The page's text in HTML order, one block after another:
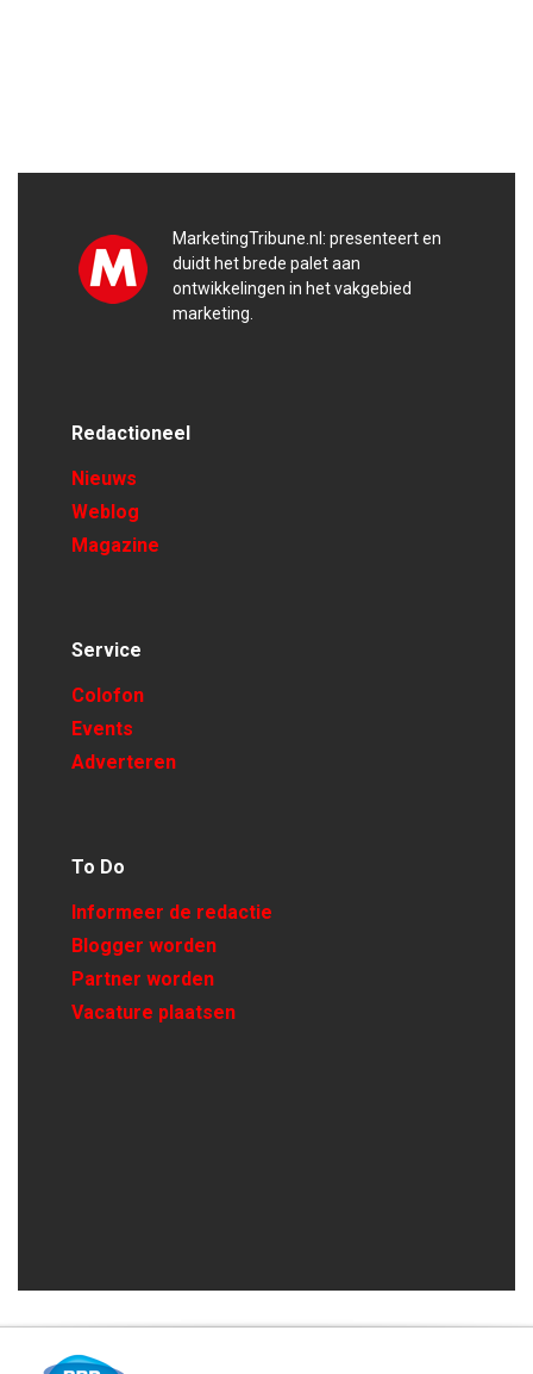
MarketingTribune.nl: presenteert en
duidt het brede palet aan
ontwikkelingen in het vakgebied
marketing.
Redactioneel
Nieuws
Weblog
Magazine
Service
Colofon
Events
Adverteren
To Do
Informeer de redactie
Blogger worden
Partner worden
Vacature plaatsen